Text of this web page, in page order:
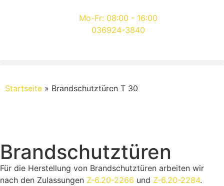
Mo-Fr: 08:00 - 16:00
036924-3840
Startseite » Brandschutztüren T 30
Brandschutztüren
Für die Herstellung von Brandschutztüren arbeiten wir
nach den Zulassungen Z-6.20-2266 und Z-6.20-2284.